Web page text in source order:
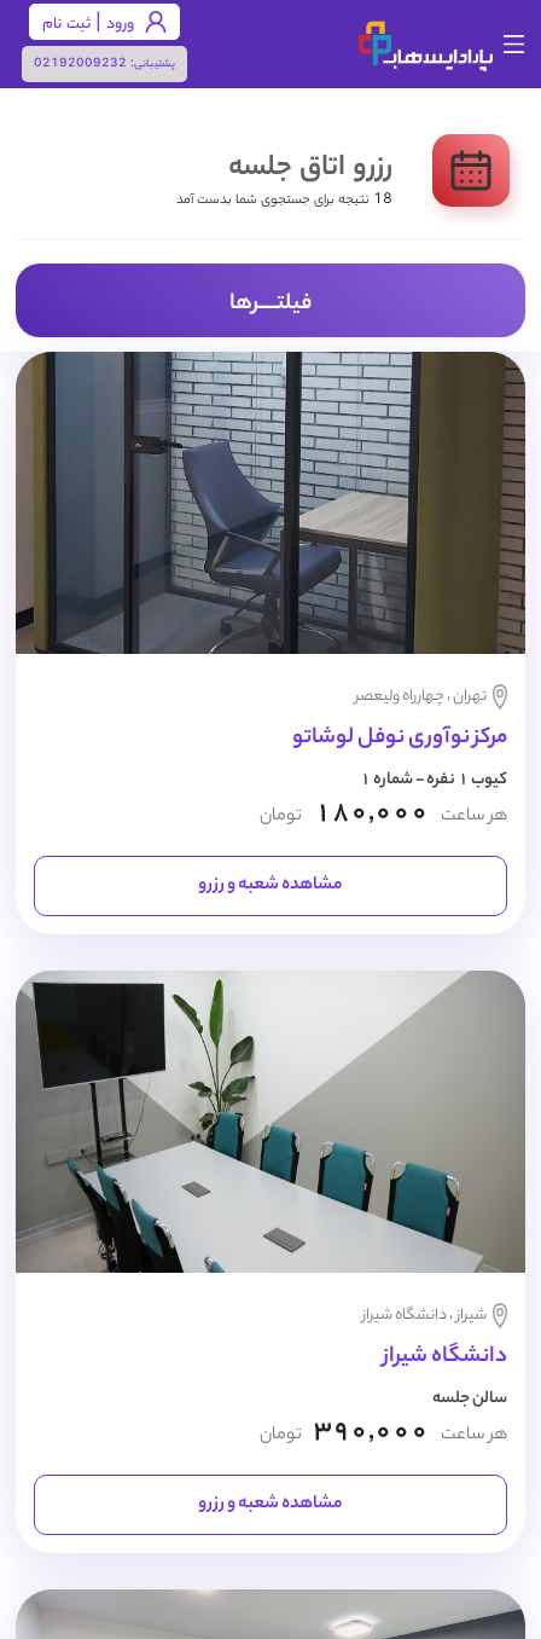
پشتیبانی: 02192009232
ورود | ثبت نام
رزرو اتاق جلسه
18 نتیجه برای جستجوی شما بدست آمد
فیلتـــــرها
تهران ، چهارراه ولیعصر
مرکز نوآوری نوفل لوشاتو
کیوب 1 نفره - شماره 1
هر ساعت 180,000 تومان
مشاهده شعبه و رزرو
شیراز ، دانشگاه شیراز
دانشگاه شیراز
سالن جلسه
هر ساعت 390,000 تومان
مشاهده شعبه و رزرو